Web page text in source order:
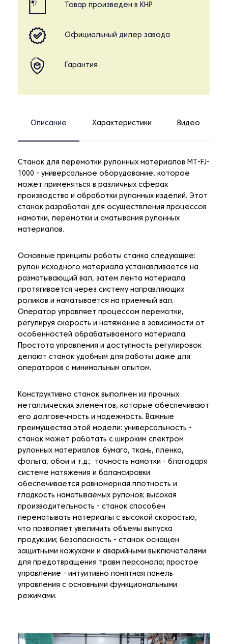
Товар произведен в КНР
Официальный дилер завода
Гарантия
Описание Характеристики Видео
Станок для перемотки рулонных материалов MT-FJ-
1000 - универсальное оборудование, которое
может применяться в различных сферах
производства и обработки рулонных изделий. Этот
станок разработан для осуществления процессов
намотки, перемотки и сматывания рулонных
материалов.
Основные принципы работы станка следующие:
рулон исходного материала устанавливается на
разматывающий вал, затем лента материала
протягивается через систему направляющих
роликов и наматывается на приемный вал.
Оператор управляет процессом перемотки,
регулируя скорость и натяжение в зависимости от
особенностей обрабатываемого материала.
Простота управления и доступность регулировок
делают станок удобным для работы даже для
операторов с минимальным опытом.
Конструктивно станок выполнен из прочных
металлических элементов, которые обеспечивают
его долговечность и надежность. Важные
преимущества этой модели: универсальность -
станок может работать с широким спектром
рулонных материалов: бумага, ткань, пленка,
фольга, обои и т.д.; точность намотки - благодаря
системе натяжения и балансировки
обеспечивается равномерная плотность и
гладкость наматываемых рулонов; высокая
производительность - станок способен
перематывать материалы с высокой скоростью,
что позволяет увеличить объемы выпуска
продукции; безопасность - станок оснащен
защитными кожухами и аварийными выключателями
для предотвращения травм персонала; простое
управление - интуитивно понятная панель
управления с основными функциональными
режимами.